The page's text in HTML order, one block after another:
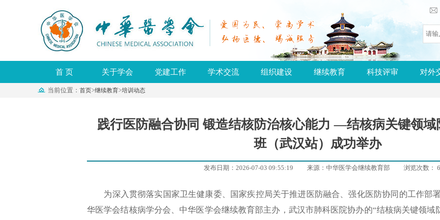
首 页 关于学会 党建工作 学术交流 组织建设 继续教育 科技评审 对外
当前位置： 首页>继续教育>培训动态
践行医防融合协同 锻造结核防治核心能力 —结核病关键领域
班（武汉站）成功举办
发布日期：2026-07-03 09:55:19 来源： 中华医学会继续教育部 浏览次数：
为深入贯彻落实国家卫生健康委、国家疾控局关于推进医防融合、强化医防协同的工作部
华医学会结核病学分会、中华医学会继续教育部主办，武汉市肺科医院协办的“结核病关键领域